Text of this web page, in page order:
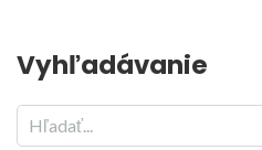
Vyhľadávanie